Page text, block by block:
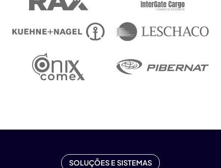
SOLUÇÕES E SISTEMAS